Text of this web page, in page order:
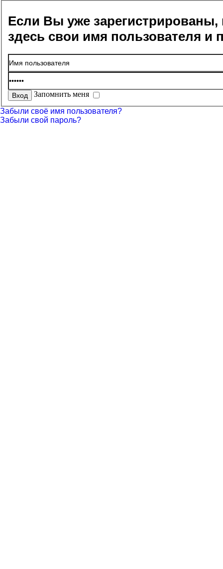
Если Вы уже зарегистрированы,
здесь свои имя пользователя и
Запомнить меня
Забыли своё имя пользователя?
Забыли свой пароль?